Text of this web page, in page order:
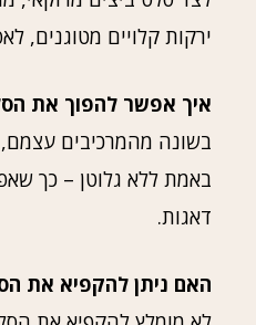
ירקות קלויים מטוגנים,
איך אפשר להפוך את
בשונה מהמרכיבים
באמת ללא גלוטן – כך
דאגות.
האם ניתן להקפיא את